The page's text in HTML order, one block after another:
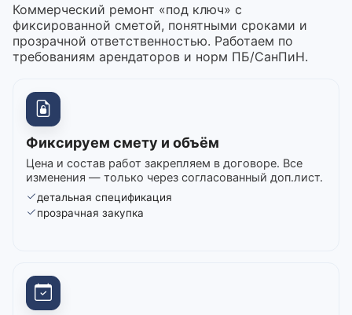
Коммерческий ремонт «под ключ» с
фиксированной сметой, понятными сроками и
прозрачной ответственностью. Работаем по
требованиям арендаторов и норм ПБ/СанПиН.
Фиксируем смету и объём
Цена и состав работ закрепляем в договоре. Все
изменения — только через согласованный доп.лист.
детальная спецификация
прозрачная закупка